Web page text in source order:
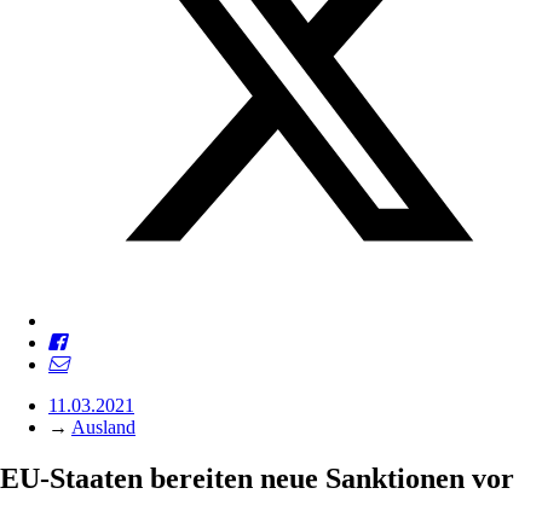
11.03.2021
→ Ausland
EU-Staaten bereiten neue Sanktionen vor